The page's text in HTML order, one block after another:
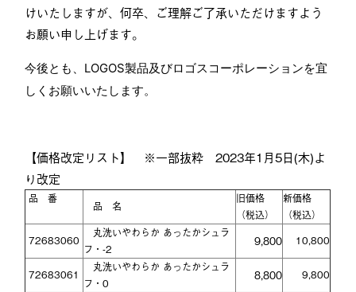
けいたしますが、何卒、ご理解ご了承いただけますよう
お願い申し上げます。
今後とも、LOGOS製品及びロゴスコーポレーションを宜
しくお願いいたします。
【価格改定リスト】 ※一部抜粋 2023年1月5日(木)よ
り改定
品 番
品 名
旧価格
（税込）
新価格
（税込）
72683060
丸洗いやわらか あったかシュラ
フ・-2
9,800 10,800
72683061
丸洗いやわらか あったかシュラ
フ・0
8,800 9,800